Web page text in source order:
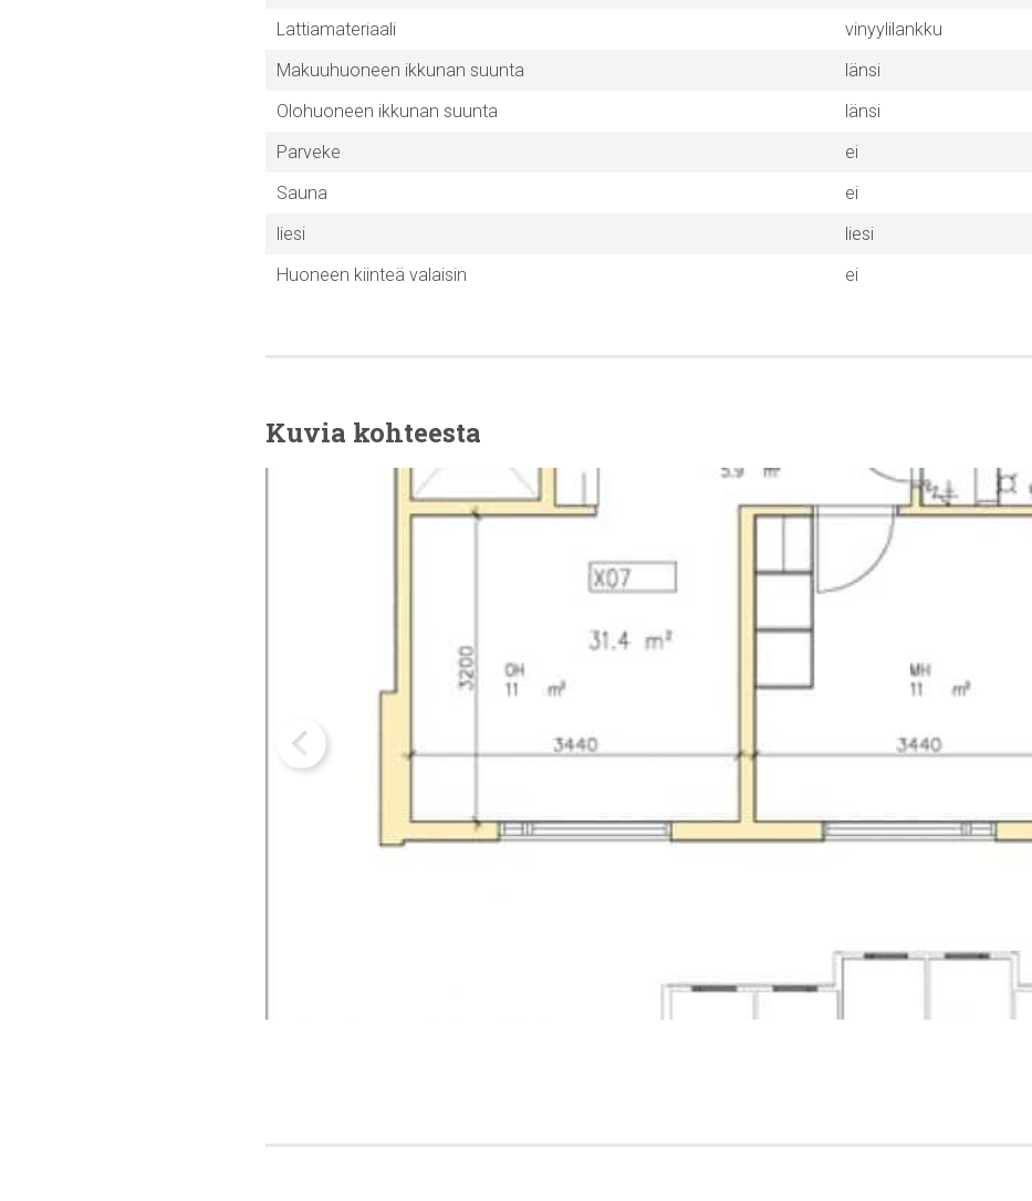
Lattiamateriaali
vinyylilankku
Makuuhuoneen ikkunan suunta
länsi
Olohuoneen ikkunan suunta
länsi
Parveke
ei
Sauna
ei
liesi
liesi
Huoneen kiinteä valaisin
ei
Kuvia kohteesta